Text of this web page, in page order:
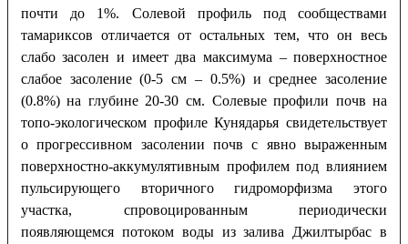
почти до 1%. Солевой профиль под сообществами
тамариксов отличается от остальных тем, что он весь
слабо засолен и имеет два максимума – поверхностное
слабое засоление (0-5 см – 0.5%) и среднее засоление
(0.8%) на глубине 20-30 см. Солевые профили почв на
топо-экологическом профиле Кунядарья свидетельствует
о прогрессивном засолении почв с явно выраженным
поверхностно-аккумулятивным профилем под влиянием
пульсирующего вторичного гидроморфизма этого
участка, спровоцированным периодически
появляющемся потоком воды из залива Джилтырбас в